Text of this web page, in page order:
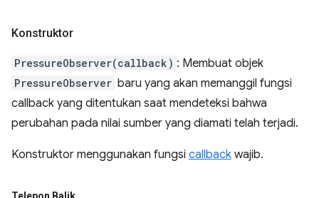
Konstruktor
PressureObserver(callback) : Membuat objek
PressureObserver baru yang akan memanggil fungsi
callback yang ditentukan saat mendeteksi bahwa
perubahan pada nilai sumber yang diamati telah terjadi.
Konstruktor menggunakan fungsi callback wajib.